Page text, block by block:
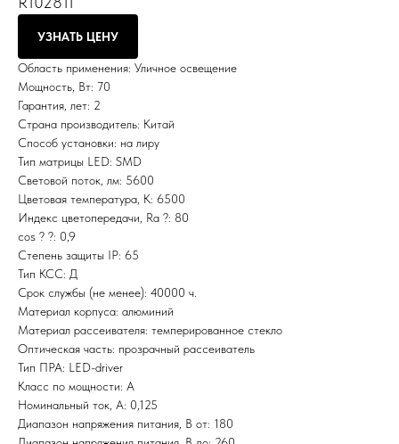
УЗНАТЬ ЦЕНУ
Область применения: Уличное освещение
Мощность, Вт: 70
Гарантия, лет: 2
Страна производитель: Китай
Способ установки: на лиру
Тип матрицы LED: SMD
Световой поток, лм: 5600
Цветовая температура, К: 6500
Индекс цветопередачи, Ra ?: 80
cos ? ?: 0,9
Степень защиты IP: 65
Тип КСС: Д
Срок службы (не менее): 40000 ч.
Материал корпуса: алюминий
Материал рассеивателя: темперированное стекло
Оптическая часть: прозрачный рассеиватель
Тип ПРА: LED-driver
Класс по мощности: A
Номинальный ток, A: 0,125
Диапазон напряжения питания, В от: 180